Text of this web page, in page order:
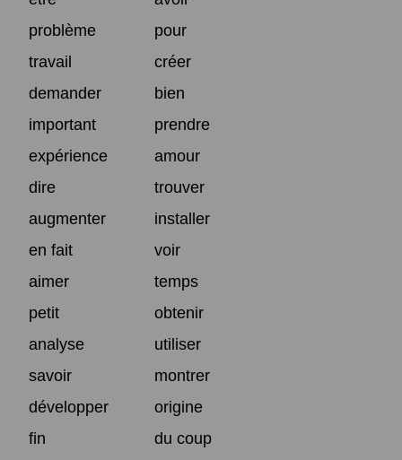
problème
pour
travail
créer
demander
bien
important
prendre
expérience
amour
dire
trouver
augmenter
installer
en fait
voir
aimer
temps
petit
obtenir
analyse
utiliser
savoir
montrer
développer
origine
fin
du coup